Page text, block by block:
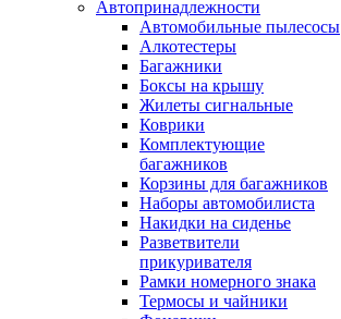
Автопринадлежности
Автомобильные пылесосы
Алкотестеры
Багажники
Боксы на крышу
Жилеты сигнальные
Коврики
Комплектующие
багажников
Корзины для багажников
Наборы автомобилиста
Накидки на сиденье
Разветвители
прикуривателя
Рамки номерного знака
Термосы и чайники